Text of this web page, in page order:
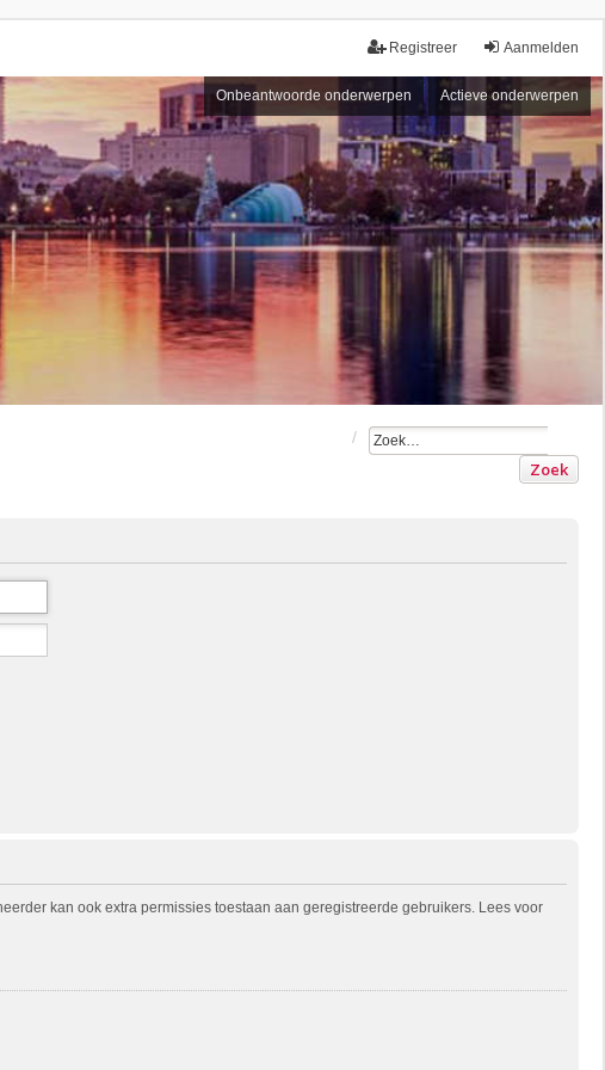
Aanmelden
Registreer
Onbeantwoorde onderwerpen Actieve onderwerpen
Zoek
kan ook extra permissies toestaan aan geregistreerde gebruikers. Lees voor